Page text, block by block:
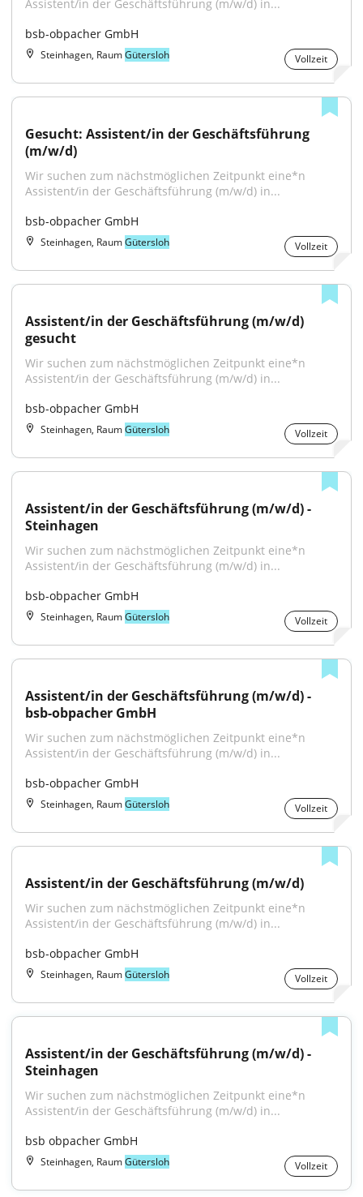
Assistent/in der Geschäftsführung (m/w/d) in...
bsb-obpacher GmbH
Steinhagen, RaumGütersloh Vollzeit
Gesucht: Assistent/in der Geschäftsführung
(m/w/d)
Wir suchen zum nächstmöglichen Zeitpunkt eine*n
Assistent/in der Geschäftsführung (m/w/d) in...
bsb-obpacher GmbH
Steinhagen, RaumGütersloh Vollzeit
Assistent/in der Geschäftsführung (m/w/d)
gesucht
Wir suchen zum nächstmöglichen Zeitpunkt eine*n
Assistent/in der Geschäftsführung (m/w/d) in...
bsb-obpacher GmbH
Steinhagen, RaumGütersloh Vollzeit
Assistent/in der Geschäftsführung (m/w/d) -
Steinhagen
Wir suchen zum nächstmöglichen Zeitpunkt eine*n
Assistent/in der Geschäftsführung (m/w/d) in...
bsb-obpacher GmbH
Steinhagen, RaumGütersloh Vollzeit
Assistent/in der Geschäftsführung (m/w/d) -
bsb-obpacher GmbH
Wir suchen zum nächstmöglichen Zeitpunkt eine*n
Assistent/in der Geschäftsführung (m/w/d) in...
bsb-obpacher GmbH
Steinhagen, RaumGütersloh Vollzeit
Assistent/in der Geschäftsführung (m/w/d)
Wir suchen zum nächstmöglichen Zeitpunkt eine*n
Assistent/in der Geschäftsführung (m/w/d) in...
bsb-obpacher GmbH
Steinhagen, RaumGütersloh Vollzeit
Assistent/in der Geschäftsführung (m/w/d) -
Steinhagen
Wir suchen zum nächstmöglichen Zeitpunkt eine*n
Assistent/in der Geschäftsführung (m/w/d) in...
bsb obpacher GmbH
Steinhagen, RaumGütersloh Vollzeit